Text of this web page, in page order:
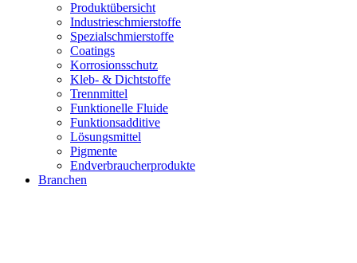
Produktübersicht
Industrieschmierstoffe
Spezialschmierstoffe
Coatings
Korrosionsschutz
Kleb- & Dichtstoffe
Trennmittel
Funktionelle Fluide
Funktionsadditive
Lösungsmittel
Pigmente
Endverbraucherprodukte
Branchen